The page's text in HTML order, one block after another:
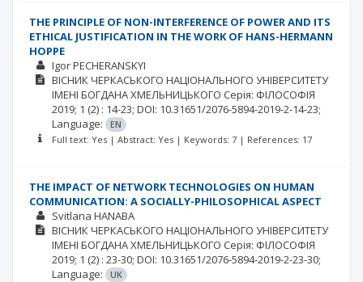
THE PRINCIPLE OF NON-INTERFERENCE OF POWER AND ITS
ETHICAL JUSTIFICATION IN THE WORK OF HANS-HERMANN
HOPPE
Igor PECHERANSKYI
ВІСНИК ЧЕРКАСЬКОГО НАЦІОНАЛЬНОГО УНІВЕРСИТЕТУ
ІМЕНІ БОГДАНА ХМЕЛЬНИЦЬКОГО Серія: ФІЛОСОФІЯ
2019; 1 (2) : 14-23; DOI: 10.31651/2076-5894-2019-2-14-23;
Language:
EN
Full text: Yes | Abstract: Yes | Keywords: 7 | References: 17
THE IMPACT OF NETWORK TECHNOLOGIES ON HUMAN
COMMUNICATION: A SOCIALLY-PHILOSOPHICAL ASPECT
Svitlana HANABA
ВІСНИК ЧЕРКАСЬКОГО НАЦІОНАЛЬНОГО УНІВЕРСИТЕТУ
ІМЕНІ БОГДАНА ХМЕЛЬНИЦЬКОГО Серія: ФІЛОСОФІЯ
2019; 1 (2) : 23-30; DOI: 10.31651/2076-5894-2019-2-23-30;
Language:
UK